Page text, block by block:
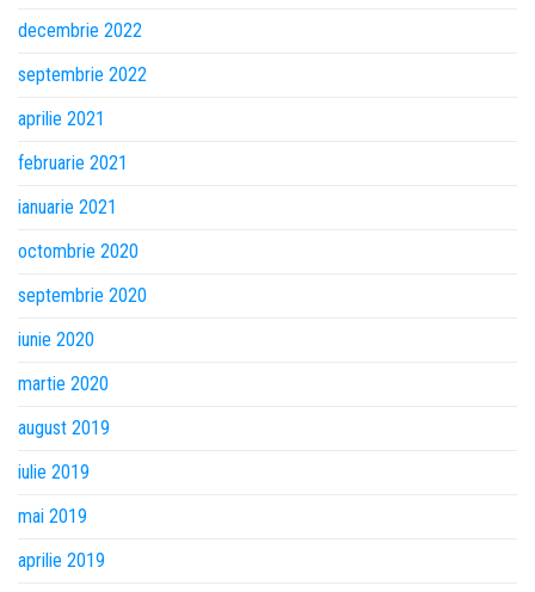
decembrie 2022
septembrie 2022
aprilie 2021
februarie 2021
ianuarie 2021
octombrie 2020
septembrie 2020
iunie 2020
martie 2020
august 2019
iulie 2019
mai 2019
aprilie 2019